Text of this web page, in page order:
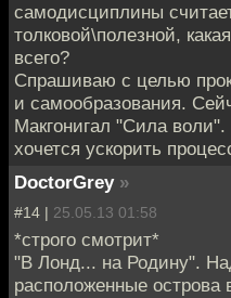
самодисциплины
толковой\полезной,
всего?
Спрашиваю с целью
и самообразования.
Макгонигал "Сила
хочется ускорить
DoctorGrey »
#14 | 25.05.13 01:58
*строго смотрит*
"В Лонд... на Родину".
расположенные острова